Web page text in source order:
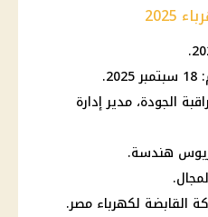
الجودة، مدير إدارة
هندسة.
القابضة لكهرباء مصر.